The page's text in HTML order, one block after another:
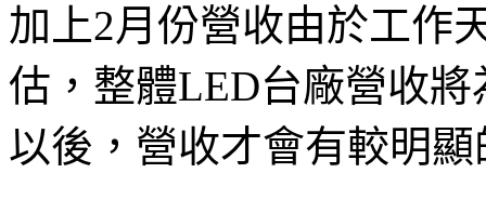
加上2月份營收由於工作
估，整體LED台廠營收
以後，營收才會有較明